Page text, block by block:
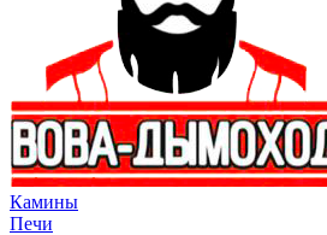
Камины
Печи